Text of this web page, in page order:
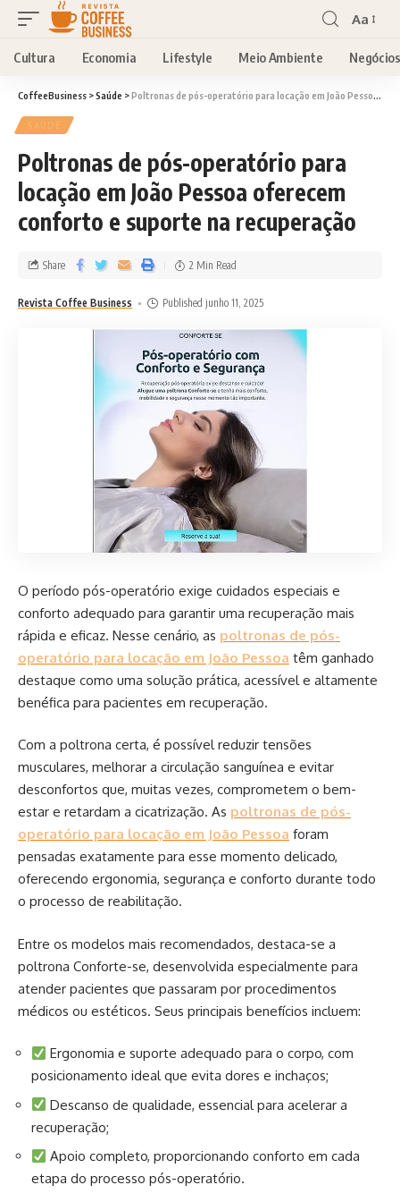
Aa
Cultura Economia Lifestyle Meio Ambiente Negócios
CoffeeBusiness >Saúde >Poltronas de pós-operatório para locação em João Pessoa oferecem conforto e suporte na recuperação
SAÚDE
Poltronas de pós-operatório para
locação em João Pessoa oferecem
conforto e suporte na recuperação
Revista Coffee Business Published junho 11, 2025
Share 2 Min Read
O período pós-operatório exige cuidados especiais e
conforto adequado para garantir uma recuperação mais
rápida e eficaz. Nesse cenário, as poltronas de pós-
operatório para locação em João Pessoa têm ganhado
destaque como uma solução prática, acessível e altamente
benéfica para pacientes em recuperação.
Com a poltrona certa, é possível reduzir tensões
musculares, melhorar a circulação sanguínea e evitar
desconfortos que, muitas vezes, comprometem o bem-
estar e retardam a cicatrização. As poltronas de pós-
operatório para locação em João Pessoa foram
pensadas exatamente para esse momento delicado,
oferecendo ergonomia, segurança e conforto durante todo
o processo de reabilitação.
Entre os modelos mais recomendados, destaca-se a
poltrona Conforte-se, desenvolvida especialmente para
atender pacientes que passaram por procedimentos
médicos ou estéticos. Seus principais benefícios incluem:
Ergonomia e suporte adequado para o corpo, com
posicionamento ideal que evita dores e inchaços;
Descanso de qualidade, essencial para acelerar a
recuperação;
Apoio completo, proporcionando conforto em cada
etapa do processo pós-operatório.